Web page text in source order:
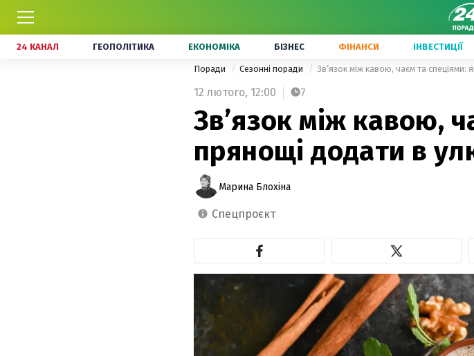
24 КАНАЛ ГЕОПОЛІТИКА ЕКОНОМІКА БІЗНЕС ФІНАНСИ ІНВЕСТИЦІЇ
Поради Сезонні поради Зв’язок між кавою, чаєм та спеціями:
12 лютого, 12:00 7
Зв’язок між кавою,
прянощі додати в
Марина Блохіна
спецпроєкт